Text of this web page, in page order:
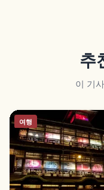
추
이 기
여행